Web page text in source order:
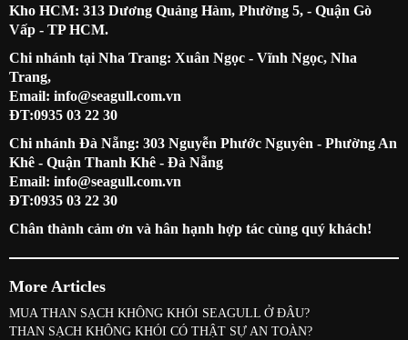
Kho HCM: 313 Dương Quảng Hàm, Phường 5, - Quận Gò
Vấp - TP HCM.
Chi nhánh tại Nha Trang: Xuân Ngọc - Vĩnh Ngọc, Nha
Trang,
Email: info@seagull.com.vn
ĐT:0935 03 22 30
Chi nhánh Đà Nẵng: 303 Nguyễn Phước Nguyên - Phường An
Khê - Quận Thanh Khê - Đà Nẵng
Email: info@seagull.com.vn
ĐT:0935 03 22 30
Chân thành cảm ơn và hân hạnh hợp tác cùng quý khách!
More Articles
MUA THAN SẠCH KHÔNG KHÓI SEAGULL Ở ĐÂU?
THAN SẠCH KHÔNG KHÓI CÓ THẬT SỰ AN TOÀN?